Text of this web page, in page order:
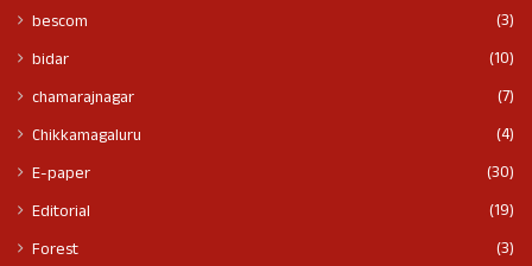
bescom
(3)
bidar
(10)
chamarajnagar
(7)
Chikkamagaluru
(4)
E-paper
(30)
Editorial
(19)
Forest
(3)